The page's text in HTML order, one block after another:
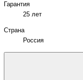
Гарантия
25 лет
Страна
Россия